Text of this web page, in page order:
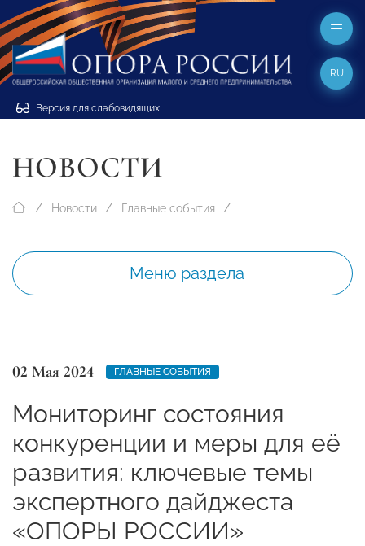
Версия для слабовидящих
RU
НОВОСТИ
Новости Главные события
Меню раздела
02 Мая 2024 ГЛАВНЫЕ СОБЫТИЯ
Мониторинг состояния
конкуренции и меры для её
развития: ключевые темы
экспертного дайджеста
«ОПОРЫ РОССИИ»